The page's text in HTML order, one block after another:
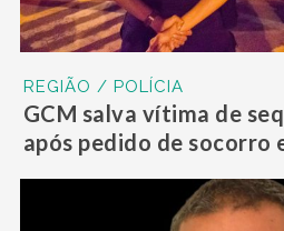
REGIÃO / POLÍCIA
GCM salva vítima de
após pedido de socorro